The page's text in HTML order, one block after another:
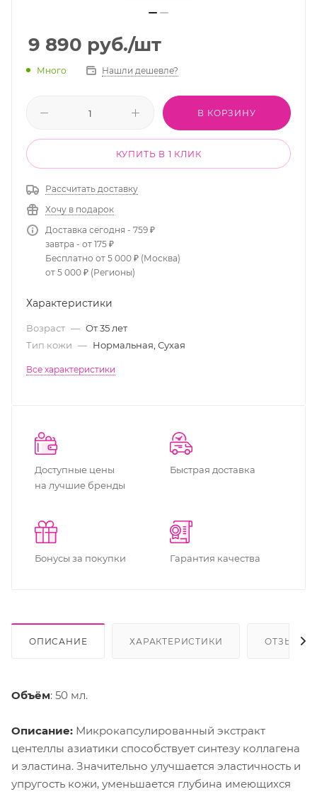
9 890 руб./шт
Много Нашли дешевле?
В КОРЗИНУ
КУПИТЬ В 1 КЛИК
Рассчитать доставку
Хочу в подарок
Доставка сегодня - 759 ₽
завтра - от 175 ₽
Бесплатно от 5 000 ₽ (Москва)
от 5 000 ₽ (Регионы)
Характеристики
Возраст — От 35 лет
Тип кожи — Нормальная, Сухая
Все характеристики
Доступные цены
на лучшие бренды
Быстрая доставка
Бонусы за покупки Гарантия качества
ОПИСАНИЕ ХАРАКТЕРИСТИКИ ОТЗЫВЫ
Объём: 50 мл.
Описание: Микрокапсулированный экстракт
центеллы азиатики способствует синтезу коллагена
и эластина. Значительно улучшается эластичность и
упругость кожи, уменьшается глубина имеющихся